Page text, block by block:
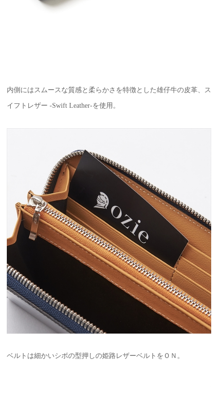
内側にはスムースな質感と柔らかさを特徴とした雄仔牛の皮革、ス
イフトレザー -Swift Leather-を使用。
ベルトは細かいシボの型押しの姫路レザーベルトをＯＮ。